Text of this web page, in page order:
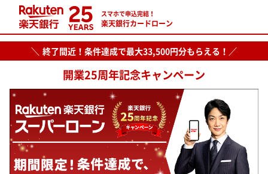
スマホで申込完結！
楽天銀行カードローン
＼ 終了間近！ 条件達成で最大33,500円分もらえる！／
開業25周年記念キャンペーン